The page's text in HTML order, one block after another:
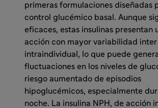
primeras formulaciones diseñadas
control glucémico basal. Aunque
eficaces, estas insulinas presentan
acción con mayor variabilidad inter
intraindividual, lo que puede
fluctuaciones en los niveles de
riesgo aumentado de episodios
hipoglucémicos, especialmente
noche. La insulina NPH, de acción